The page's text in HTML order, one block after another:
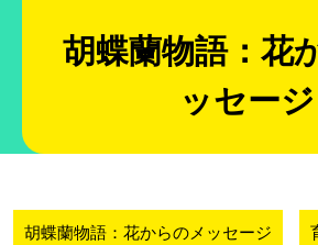
胡蝶蘭物語：花
ッセージ
胡蝶蘭物語：花からのメッセージ